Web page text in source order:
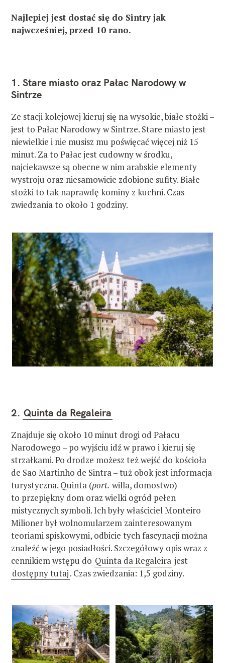
Najlepiej jest dostać się do Sintry jak
najwcześniej, przed 10 rano.
1. Stare miasto oraz Pałac Narodowy w
Sintrze
Ze stacji kolejowej kieruj się na wysokie, białe stożki –
jest to Pałac Narodowy w Sintrze. Stare miasto jest
niewielkie i nie musisz mu poświęcać więcej niż 15
minut. Za to Pałac jest cudowny w środku,
najciekawsze są obecne w nim arabskie elementy
wystroju oraz niesamowicie zdobione sufity. Białe
stożki to tak naprawdę kominy z kuchni. Czas
zwiedzania to około 1 godziny.
2. Quinta da Regaleira
Znajduje się około 10 minut drogi od Pałacu
Narodowego – po wyjściu idź w prawo i kieruj się
strzałkami. Po drodze możesz też wejść do kościoła
de Sao Martinho de Sintra – tuż obok jest informacja
turystyczna. Quinta (port. willa, domostwo)
to przepiękny dom oraz wielki ogród pełen
mistycznych symboli. Ich były właściciel Monteiro
Milioner był wolnomularzem zainteresowanym
teoriami spiskowymi, odbicie tych fascynacji można
znaleźć w jego posiadłości. Szczegółowy opis wraz z
cennikiem wstępu do Quinta da Regaleira jest
dostępny tutaj. Czas zwiedzania: 1,5 godziny.